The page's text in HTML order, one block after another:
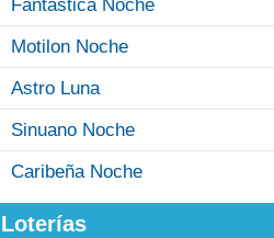
Fantástica Noche
Motilon Noche
Astro Luna
Sinuano Noche
Caribeña Noche
Loterías